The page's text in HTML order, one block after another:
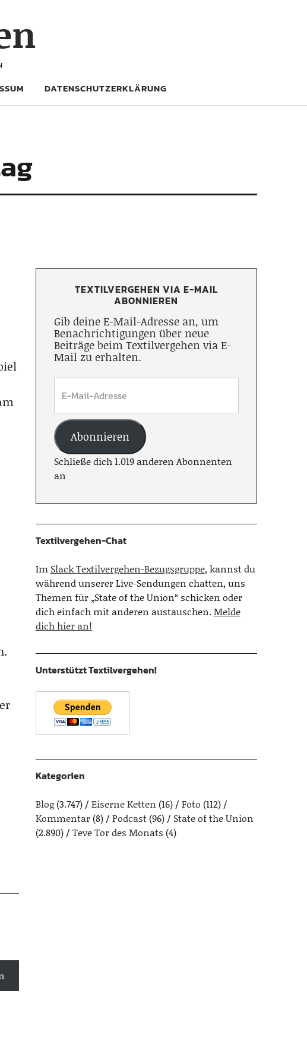
DATENSCHUTZERKLÄRUNG
TEXTILVERGEHEN VIA E-MAIL
ABONNIEREN
Gib deine E-Mail-Adresse an, um
Benachrichtigungen über neue
Beiträge beim Textilvergehen via E-
Mail zu erhalten.
Abonnieren
Schließe dich 1.019 anderen Abonnenten
an
Textilvergehen-Chat
Im Slack Textilvergehen-Bezugsgruppe, kannst du
während unserer Live-Sendungen chatten, uns
Themen für „State of the Union“ schicken oder
dich einfach mit anderen austauschen.Melde
dich hier an!
Unterstützt Textilvergehen!
Kategorien
Blog(3.747) Eiserne Ketten (16) Foto (112)
Kommentar(8) Podcast(96)
State of the Union
(2.890)
Teve Tor des Monats (4)